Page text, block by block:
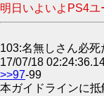
明日いよいよPS4
103:名無しさん必死
17/07/18
>>97-99
本ガイドラインに